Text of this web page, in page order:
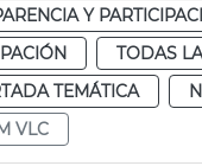
Y
TODAS
TEMÁTICA
VLC